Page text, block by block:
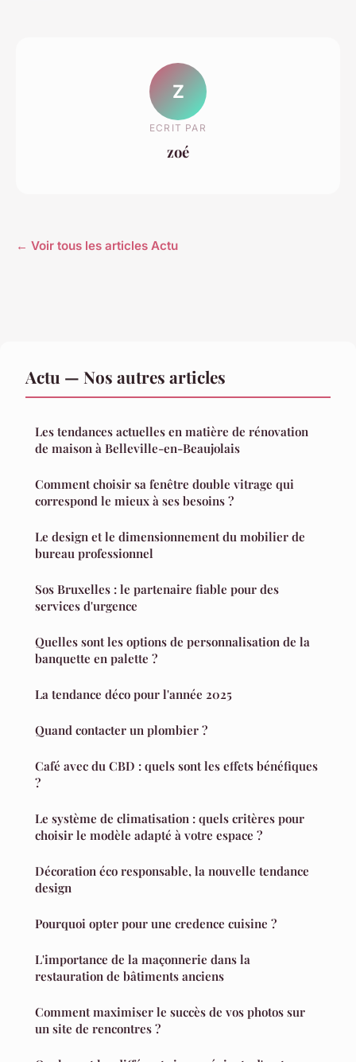
Z
ECRIT PAR
zoé
← Voir tous les articles Actu
Actu — Nos autres articles
Les tendances actuelles en matière de rénovation
de maison à Belleville-en-Beaujolais
Comment choisir sa fenêtre double vitrage qui
correspond le mieux à ses besoins ?
Le design et le dimensionnement du mobilier de
bureau professionnel
Sos Bruxelles : le partenaire fiable pour des
services d'urgence
Quelles sont les options de personnalisation de la
banquette en palette ?
La tendance déco pour l'année 2025
Quand contacter un plombier ?
Café avec du CBD : quels sont les effets bénéfiques
?
Le système de climatisation : quels critères pour
choisir le modèle adapté à votre espace ?
Décoration éco responsable, la nouvelle tendance
design
Pourquoi opter pour une credence cuisine ?
L'importance de la maçonnerie dans la
restauration de bâtiments anciens
Comment maximiser le succès de vos photos sur
un site de rencontres ?